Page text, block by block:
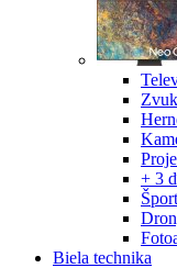
+ 3
Biela technika